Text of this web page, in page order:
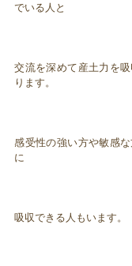
でいる人と
交流を深めて産土力を
ります。
感受性の強い方や敏感
に
吸収できる人もいます。